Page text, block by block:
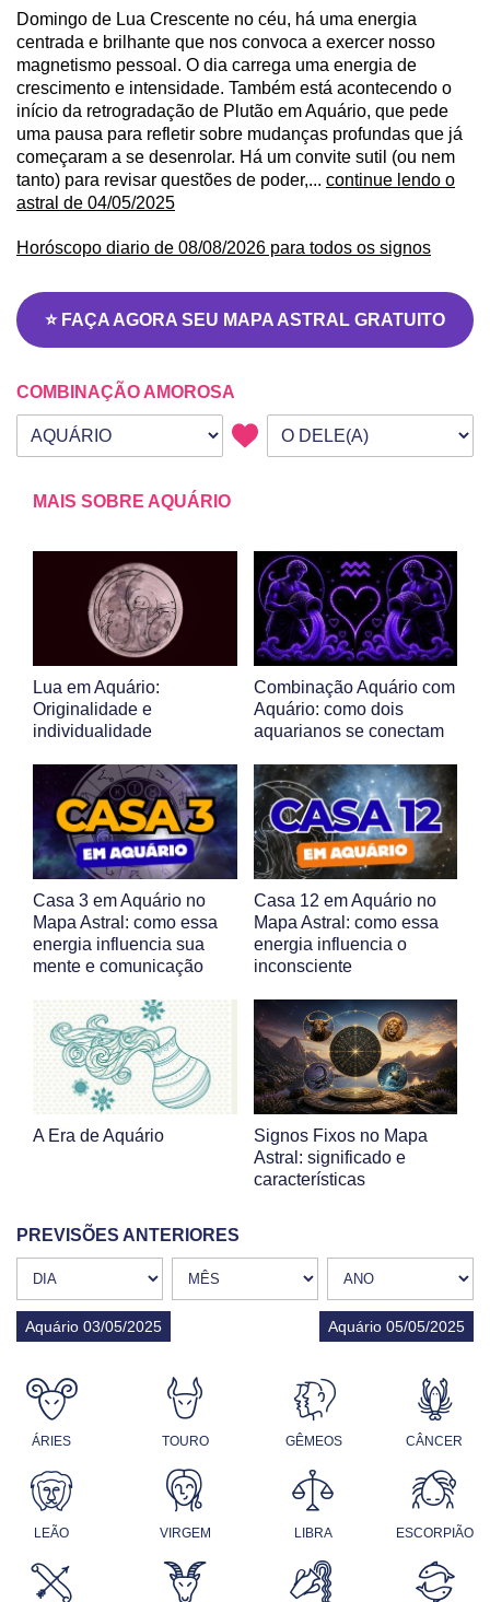
Domingo de Lua Crescente no céu, há uma energia
centrada e brilhante que nos convoca a exercer nosso
magnetismo pessoal. O dia carrega uma energia de
crescimento e intensidade. Também está acontecendo o
início da retrogradação de Plutão em Aquário, que pede
uma pausa para refletir sobre mudanças profundas que já
começaram a se desenrolar. Há um convite sutil (ou nem
tanto) para revisar questões de poder,... continue lendo o
astral de 04/05/2025
Horóscopo diario de 08/08/2026 para todos os signos
⭐ FAÇA AGORA SEU MAPA ASTRAL GRATUITO
COMBINAÇÃO AMOROSA
Seu signo
Signo da outra pessoa
MAIS SOBRE AQUÁRIO
Lua em Aquário:
Originalidade e
individualidade
Combinação Aquário com
Aquário: como dois
aquarianos se conectam
Casa 3 em Aquário no
Mapa Astral: como essa
energia influencia sua
mente e comunicação
Casa 12 em Aquário no
Mapa Astral: como essa
energia influencia o
inconsciente
A Era de Aquário
Signos Fixos no Mapa
Astral: significado e
características
PREVISÕES ANTERIORES
Aquário 03/05/2025 Aquário 05/05/2025
ÁRIES TOURO GÊMEOS CÂNCER
LEÃO VIRGEM LIBRA ESCORPIÃO